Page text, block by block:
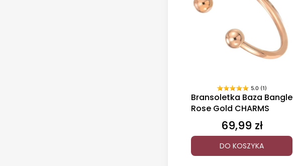
5.0 (1)
Bransoletka Baza Bangle
Rose Gold CHARMS
Cena
69,99 zł
DO KOSZYKA